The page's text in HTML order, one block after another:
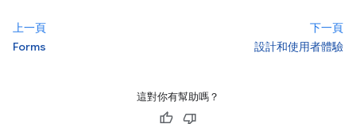
上一頁
Forms
下一頁
設計和使用者體驗
這對你有幫助嗎？